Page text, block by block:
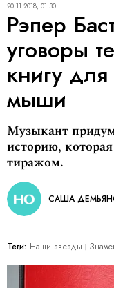
20.11.2018, 01:30
Рэпер
уговоры
книгу
мыши
Музыкант
историю,
тиражом.
САША
Теги: Наши звезды